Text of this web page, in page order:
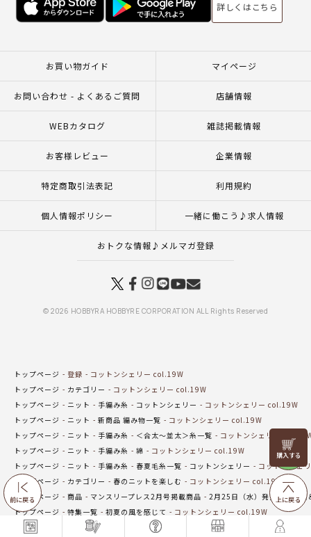
前に戻る
リリヤン
フェア
上に戻る
詳しくはこちら
お買い物ガイド マイページ
お問い合わせ - よくあるご質問 店舗情報
WEBカタログ 雑誌掲載情報
お客様レビュー 企業情報
特定商取引法表記 利用規約
個人情報ポリシー 一緒に働こう♪求人情報
おトクな情報♪メルマガ登録
© 2026 HOBBYRA HOBBYRE CORPORATION ALL Rights Reserved
トップページ 登録
コットンシェリー col.19W
トップページ
カテゴリー
コットンシェリー col.19W
トップページ
ニット 手編み糸 コットンシェリー
コットンシェリー col.19W
トップページ
ニット 新商品 編み物一覧
コットンシェリー col.19W
トップページ
ニット 手編み糸 ＜合太～並太＞糸一覧
コットンシェリー
トップページ
ニット 手編み糸 綿
コットンシェリー col.19W
トップページ
ニット 手編み糸 春夏毛糸一覧 コットンシェリー
コットンシェ
トップページ
カテゴリー 春のニットを楽しむ
コットンシェリー col.19W
トップページ
商品 マンスリープレス2月号掲載商品
2月25日（水）発売の新商品
トップページ
特集一覧 初夏の風を感じて
コットンシェリー col.19W
トップページ
オンラインショップ在庫わずかコーナー コットンシェリー col.19W